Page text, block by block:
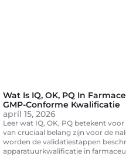
Wat Is IQ, OK, PQ In
GMP-Conforme Kwalificatie
april 15, 2026
Leer wat IQ, OK, PQ betekent
van cruciaal belang zijn voor de
worden de validatiestappen
apparatuurkwalificatie in